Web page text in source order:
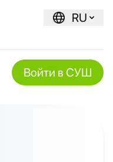
RU
Войти в СУШ